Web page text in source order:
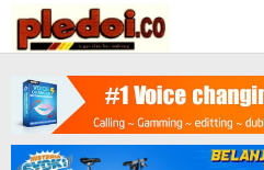
content